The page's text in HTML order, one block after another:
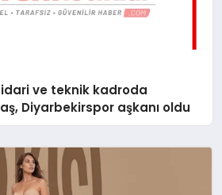
ve teknik kadroda
Diyarbekirspor aşkanı oldu